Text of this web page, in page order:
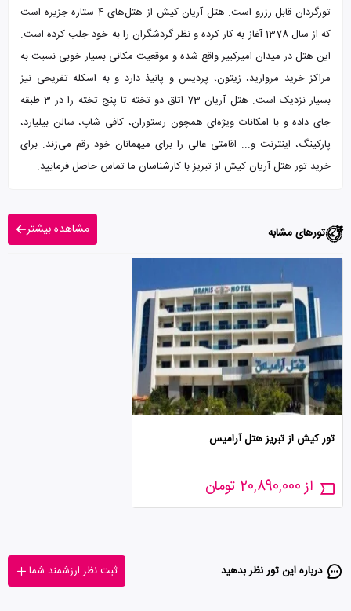
تورگردان قابل رزرو است. هتل آریان کیش از هتل‌های 4 ستاره جزیره است
که از سال 1378 آغاز به کار کرده و نظر گردشگران را به خود جلب کرده است.
این هتل در میدان امیرکبیر واقع شده و موقعیت مکانی بسیار خوبی نسبت به
مراکز خرید مروارید، زیتون، پردیس و پانیذ دارد و به اسکله تفریحی نیز
بسیار نزدیک است. هتل آریان 73 اتاق دو تخته تا پنج تخته را در 3 طبقه
جای داده و با امکانات ویژه‌ای همچون رستوران، کافی شاپ، سالن بیلیارد،
پارکینگ، اینترنت و... اقامتی عالی را برای میهمانان خود رقم می‌زند. برای
خرید تور هتل آریان کیش از تبریز با کارشناسان ما تماس حاصل فرمایید.
تورهای مشابه مشاهده بیشتر
تور کیش از تبریز هتل آرامیس
از 20,890,000 تومان
درباره این تور‌ نظر بدهید ثبت نظر ارزشمند شما